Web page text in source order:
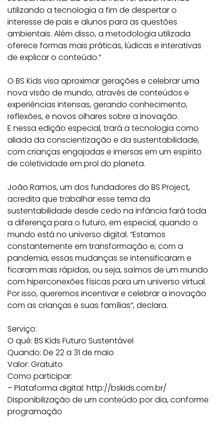
utilizando a tecnologia a fim de despertar o
interesse de pais e alunos para as questões
ambientais. Além disso, a metodologia utilizada
oferece formas mais práticas, lúdicas e interativas
de explicar o conteúdo.”
O BS Kids visa aproximar gerações e celebrar uma
nova visão de mundo, através de conteúdos e
experiências intensas, gerando conhecimento,
reflexões, e novos olhares sobre a inovação.
E nessa edição especial, trará a tecnologia como
aliada da conscientização e da sustentabilidade,
com crianças engajadas e imersas em um espírito
de coletividade em prol do planeta.
João Ramos, um dos fundadores do BS Project,
acredita que trabalhar esse tema da
sustentabilidade desde cedo na infância fará toda
a diferença para o futuro, em especial, quando o
mundo está no universo digital. “Estamos
constantemente em transformação e, com a
pandemia, essas mudanças se intensificaram e
ficaram mais rápidas, ou seja, saímos de um mundo
com hiperconexões físicas para um universo virtual.
Por isso, queremos incentivar e celebrar a inovação
com as crianças e suas famílias”, declara.
Serviço:
O quê: BS Kids Futuro Sustentável
Quando: De 22 a 31 de maio
Valor: Gratuito
Como participar:
– Plataforma digital: http://bskids.com.br/
Disponibilização de um conteúdo por dia, conforme
programação